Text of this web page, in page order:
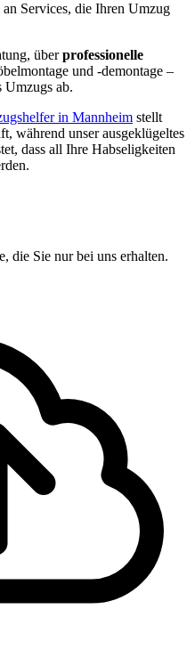
Services, die Ihren Umzug
überprofessionelle
und -demontage –
Umzugs ab.
in Mannheim stellt
während unser ausgeklügeltes
dass all Ihre Habseligkeiten
die Sie nur bei uns erhalten.